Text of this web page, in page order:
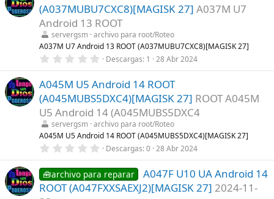
s
)
e
s
t
r
e
l
a
(
s
)
(A037MUBU7CXC8)[MAGISK 27] A037M U7
Android 13 ROOT
servergsm archivo para root/Roteo
A037M U7 Android 13 ROOT (A037MUBU7CXC8)[MAGISK 27]
0
0
0
e
s
t
r
e
l
a
(
s
)
Descargas 1 28 Abr 2024
A045M U5 Android 14 ROOT
(A045MUBS5DXC4)[MAGISK 27] ROOT A045M
U5 Android 14 (A045MUBS5DXC4
servergsm archivo para root/Roteo
A045M U5 Android 14 ROOT (A045MUBS5DXC4)[MAGISK 27]
0
0
0
e
s
Descargas 0 28 Abr 2024
🧰archivo para reparar
A047F U10 UA Android 14
ROOT (A047FXXSAEXJ2)[MAGISK 27] 2024-11-